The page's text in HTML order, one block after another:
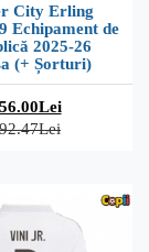
City Erling
Echipament de
2025-26
(+ Șorturi)